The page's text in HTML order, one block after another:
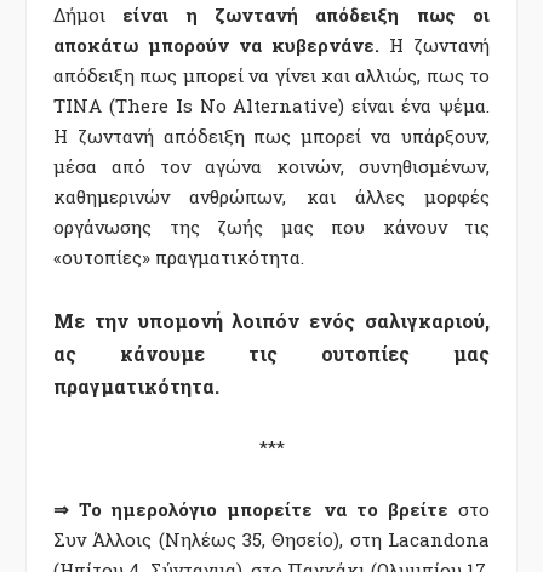
Δήμοι είναι η ζωντανή απόδειξη πως οι
αποκάτω μπορούν να κυβερνάνε. Η ζωντανή
απόδειξη πως μπορεί να γίνει και αλλιώς, πως το
TINA (There Is No Alternative) είναι ένα ψέμα.
Η ζωντανή απόδειξη πως μπορεί να υπάρξουν,
μέσα από τον αγώνα κοινών, συνηθισμένων,
καθημερινών ανθρώπων, και άλλες μορφές
οργάνωσης της ζωής μας που κάνουν τις
«ουτοπίες» πραγματικότητα.
Με την υπομονή λοιπόν ενός σαλιγκαριού,
ας κάνουμε τις ουτοπίες μας
πραγματικότητα.
***
⇒ Το ημερολόγιο μπορείτε να το βρείτε στο
Συν Άλλοις (Νηλέως 35, Θησείο), στη Lacandona